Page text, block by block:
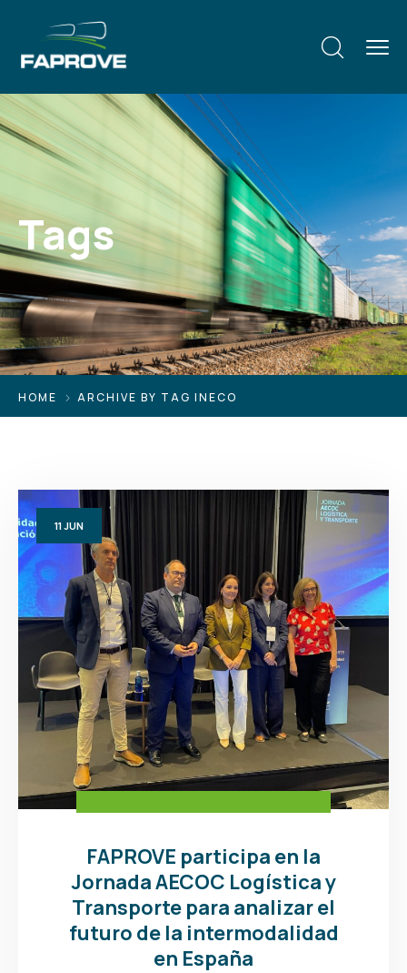
Tags
HOME ARCHIVE BY TAG INECO
11JUN
FAPROVE participa en la
Jornada AECOC Logística y
Transporte para analizar el
futuro de la intermodalidad
en España